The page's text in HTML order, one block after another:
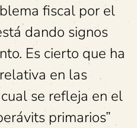
fiscal por el
dando signos
Es cierto que ha
en las
se refleja en el
primarios”